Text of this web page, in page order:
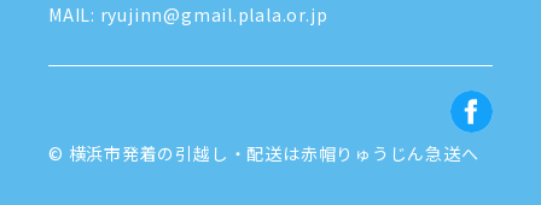
2024年3月(8)
2024年1月(3)
2023年11月(5)
MAIL: ryujinn@gmail.plala.or.jp
© 横浜市発着の引越し・配送は赤帽りゅうじん急送へ